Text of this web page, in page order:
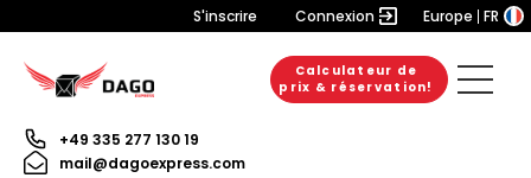
S'inscrire Connexion Europe FR
Calculateur de
prix & réservation!
+49 335 277 130 19
mail@dagoexpress.com